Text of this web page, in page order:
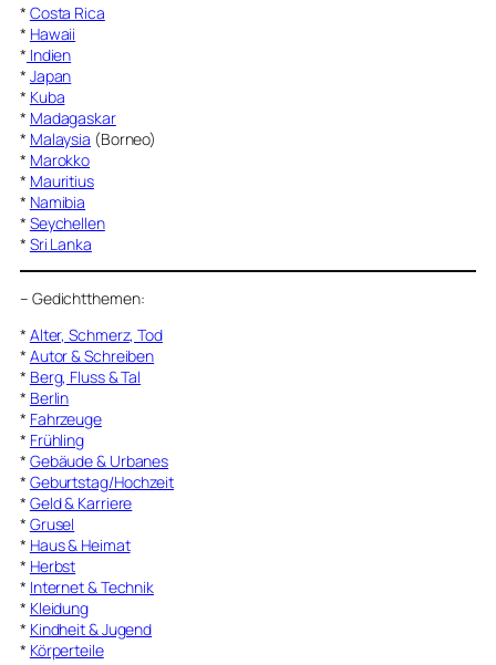
* Costa Rica
* Hawaii
* Indien
* Japan
* Kuba
* Madagaskar
* Malaysia (Borneo)
* Marokko
* Mauritius
* Namibia
* Seychellen
* Sri Lanka
– Gedichtthemen:
* Alter, Schmerz, Tod
* Autor & Schreiben
* Berg, Fluss & Tal
* Berlin
* Fahrzeuge
* Frühling
* Gebäude & Urbanes
* Geburtstag/Hochzeit
* Geld & Karriere
* Grusel
* Haus & Heimat
* Herbst
* Internet & Technik
* Kleidung
* Kindheit & Jugend
* Körperteile